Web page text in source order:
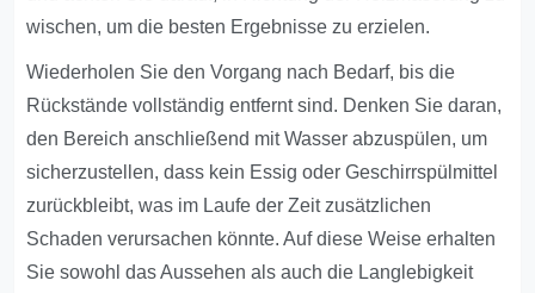
wischen, um die besten Ergebnisse zu erzielen.
Wiederholen Sie den Vorgang nach Bedarf, bis die
Rückstände vollständig entfernt sind. Denken Sie daran,
den Bereich anschließend mit Wasser abzuspülen, um
sicherzustellen, dass kein Essig oder Geschirrspülmittel
zurückbleibt, was im Laufe der Zeit zusätzlichen
Schaden verursachen könnte. Auf diese Weise erhalten
Sie sowohl das Aussehen als auch die Langlebigkeit